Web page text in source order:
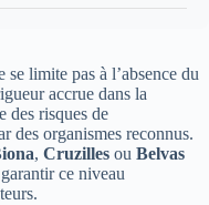
limite pas à l’absence du
accrue dans la
des risques de
des organismes reconnus.
, Cruzilles ou Belvas
ce niveau